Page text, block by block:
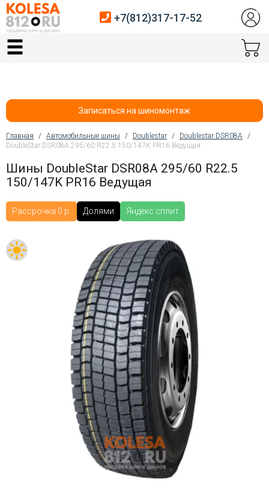
Главная
Автосервис
Услуги шиномонтажа
Хранение шин
Контакты
+7(812)317-
+7(812)317-17-52
Записаться на шиномонтаж
Вы здесь
Главная / Автомобильные шины / Doublestar / Doublestar DSR08A /
DoubleStar DSR08A 295/60 R22.5 150/147K PR16 Ведущая
Шины DoubleStar DSR08A 295/60 R22.5
150/147K PR16 Ведущая
Рассрочка 0 р. Долями Яндекс.сплит